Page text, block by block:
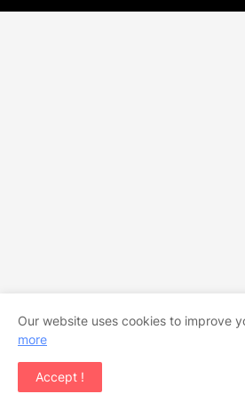
Our website uses cookies to improve
more
Accept !